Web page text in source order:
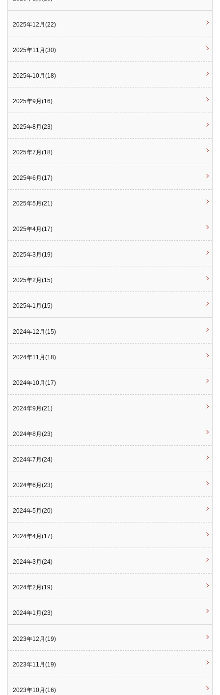
2025年12月(22)
2025年11月(30)
2025年10月(18)
2025年9月(16)
2025年8月(23)
2025年7月(18)
2025年6月(17)
2025年5月(21)
2025年4月(17)
2025年3月(19)
2025年2月(15)
2025年1月(15)
2024年12月(15)
2024年11月(18)
2024年10月(17)
2024年9月(21)
2024年8月(23)
2024年7月(24)
2024年6月(23)
2024年5月(20)
2024年4月(17)
2024年3月(24)
2024年2月(19)
2024年1月(23)
2023年12月(19)
2023年11月(19)
2023年10月(16)